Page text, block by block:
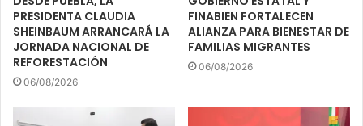
PRESIDENTA CLAUDIA
SHEINBAUM ARRANCARÁ LA
JORNADA NACIONAL DE
REFORESTACIÓN
06/08/2026
FINABIEN FORTALECEN
ALIANZA PARA BIENESTAR DE
FAMILIAS MIGRANTES
06/08/2026